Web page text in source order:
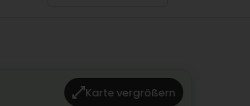
Karte vergrößern